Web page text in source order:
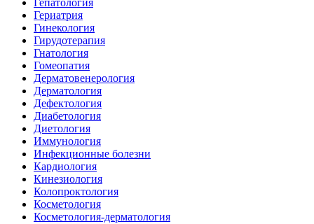
Гепатология
Гериатрия
Гинекология
Гирудотерапия
Гнатология
Гомеопатия
Дерматовенерология
Дерматология
Дефектология
Диабетология
Диетология
Иммунология
Инфекционные болезни
Кардиология
Кинезиология
Колопроктология
Косметология
Косметология-дерматология